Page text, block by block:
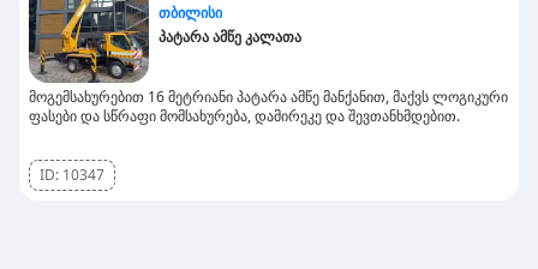
თბილისი
პატარა ამწე კალათა
მოგემსახურებით 16 მეტრიანი პატარა ამწე მანქანით, მაქვს ლოგიკური
ფასები და სწრაფი მომსახურება, დამირეკე და შევთანხმდებით.
ID: 10347